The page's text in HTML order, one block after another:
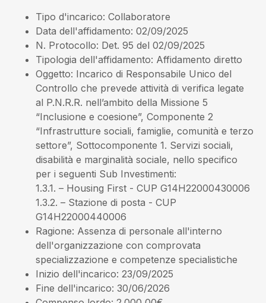
Tipo d'incarico: Collaboratore
Data dell'affidamento: 02/09/2025
N. Protocollo: Det. 95 del 02/09/2025
Tipologia dell'affidamento: Affidamento diretto
Oggetto: Incarico di Responsabile Unico del
Controllo che prevede attività di verifica legate
al P.N.R.R. nell’ambito della Missione 5
“Inclusione e coesione”, Componente 2
“Infrastrutture sociali, famiglie, comunità e terzo
settore”, Sottocomponente 1. Servizi sociali,
disabilità e marginalità sociale, nello specifico
per i seguenti Sub Investimenti:
1.3.1. – Housing First - CUP G14H22000430006
1.3.2. – Stazione di posta - CUP
G14H22000440006
Ragione: Assenza di personale all'interno
dell'organizzazione con comprovata
specializzazione e competenze specialistiche
Inizio dell'incarico: 23/09/2025
Fine dell'incarico: 30/06/2026